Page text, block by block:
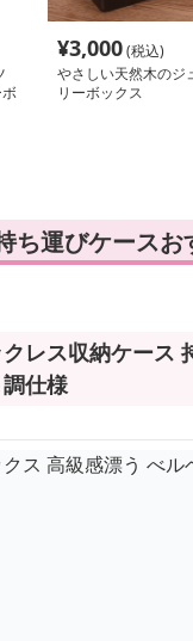
¥3,000(税込)
やさしい天然木のジ
リーボックス
ち運びケースお
レス収納ケース
仕様